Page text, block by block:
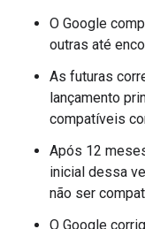
O Google
outras até
As futuras
lançamento
compatíveis
Após 12
inicial dessa
não ser
O Google